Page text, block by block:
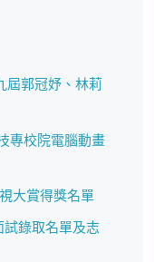
屆郭冠妤、林莉
專校院電腦動畫
大賞得獎名單
錄取名單及志